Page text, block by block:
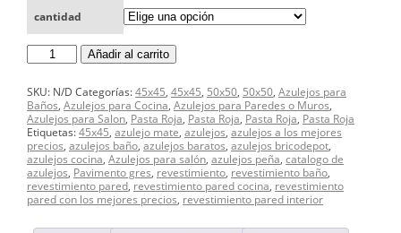
cantidad
PAVIMENTO
CERAMICO
ROCK
cantidad
Añadir al carrito
SKU: N/D Categorías:45x45, 45x45, 50x50, 50x50, Azulejos para
Baños, Azulejos para Cocina, Azulejos para Paredes o Muros,
Azulejos para Salon, Pasta Roja, Pasta Roja, Pasta Roja, Pasta Roja
Etiquetas:45x45, azulejo mate, azulejos, azulejos a los mejores
precios, azulejos baño, azulejos baratos, azulejos bricodepot,
azulejos cocina, Azulejos para salón, azulejos peña, catalogo de
azulejos, Pavimento gres, revestimiento, revestimiento baño,
revestimiento pared, revestimiento pared cocina, revestimiento
pared con los mejores precios, revestimiento pared interior